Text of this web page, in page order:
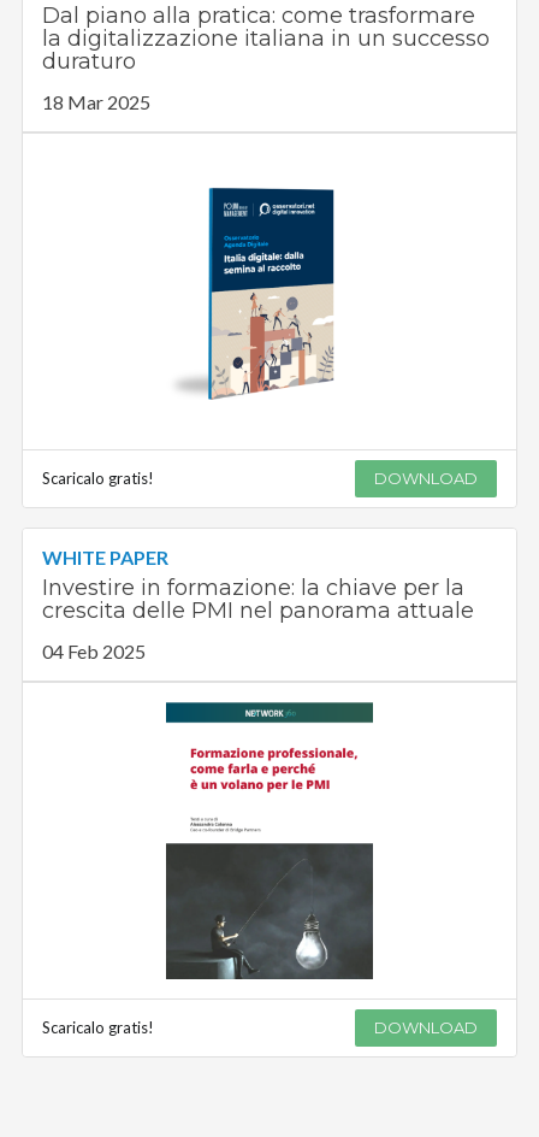
Dal piano alla pratica: come trasformare
la digitalizzazione italiana in un successo
duraturo
18 Mar 2025
Scaricalo gratis! DOWNLOAD
WHITE PAPER
Investire in formazione: la chiave per la
crescita delle PMI nel panorama attuale
04 Feb 2025
Scaricalo gratis! DOWNLOAD